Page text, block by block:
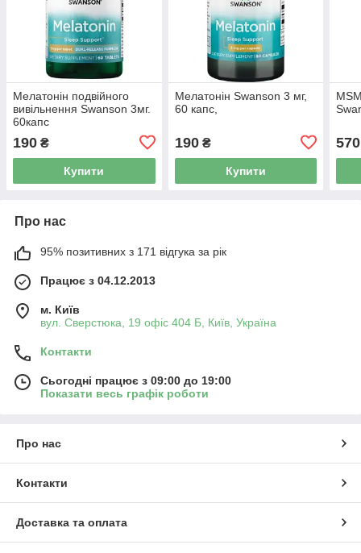
Мелатонін подвійного
вивільнення Swanson 3мг.
60капс
190 ₴
Купити
Мелатонін Swanson 3 мг,
60 капс,
190₴
Купити
570
Про нас
95% позитивних з 171 відгука за рік
Працює з 04.12.2013
м. Київ
вул. Сверстюка, 19 офіс 404 Б, Київ, Україна
Контакти
Сьогодні працює з 09:00 до 19:00
Показати весь графік роботи
Про нас
Контакти
Доставка та оплата